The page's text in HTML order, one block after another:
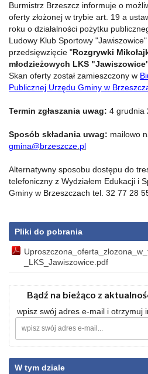
Burmistrz Brzeszcz informuje o
oferty złożonej w trybie art. 19 a
roku o działalności pożytku
Ludowy Klub Sportowy
przedsięwzięcie "Rozgrywki
młodzieżowych LKS
Skan oferty został zamieszczony w
Publicznej Urzędu Gminy w
Termin zgłaszania uwag: 4 grudnia
Sposób składania uwag: mailowo
gmina@brzeszcze.pl
Alternatywny sposobu dostępu do
telefoniczny z Wydziałem Edukacji i
Gminy w Brzeszczach tel. 32 77 28
Pliki do pobrania
_LKS_Jawiszowice.pdf
Bądź na bieżąco z
wpisz swój adres e-mail i otrzymuj
W tym dziale